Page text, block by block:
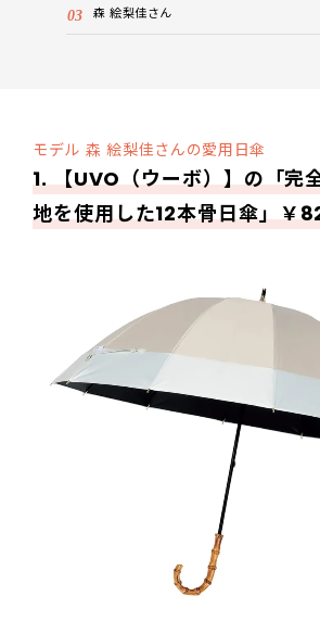
森 絵梨佳さん
モデル 森 絵梨佳さんの愛用日傘
1. 【UVO（ウーボ）】の「完
地を使用した12本骨日傘」￥